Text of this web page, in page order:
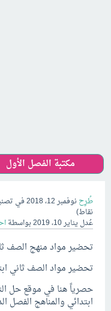
مكتبة الفصل الأول
طُرِحنوفمبر 12، 2018 في
نقاط)
عُدل يناير 10، 2019 بواسطة
تحضير مواد منهج الصف ثاني ابتدائي
تحضير مواد الصف ثاني ابتدائي
حصرياً هنا في موقع حل
ابتدائي والمناهج الفصل